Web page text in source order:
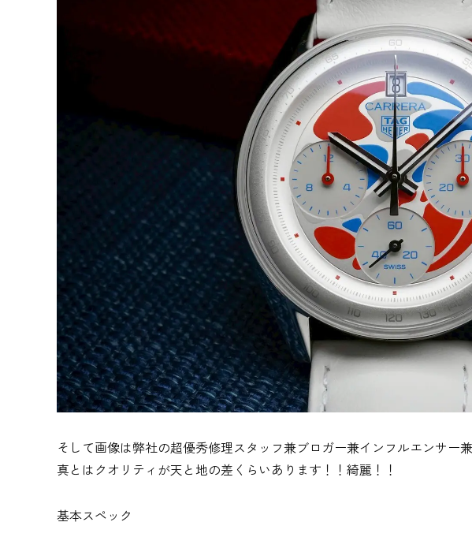
そして画像は弊社の超優秀修理スタッフ兼ブロガー兼インフルエンサー
真とはクオリティが天と地の差くらいあります！！綺麗！！
基本スペック